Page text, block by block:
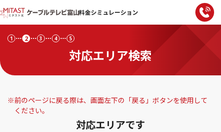
料金シミュレーション
対応エリア検索
1 2 3 4 5
※前のページに戻る際は、画面左下の「戻る」ボタンを使用して
ください。
対応エリアです